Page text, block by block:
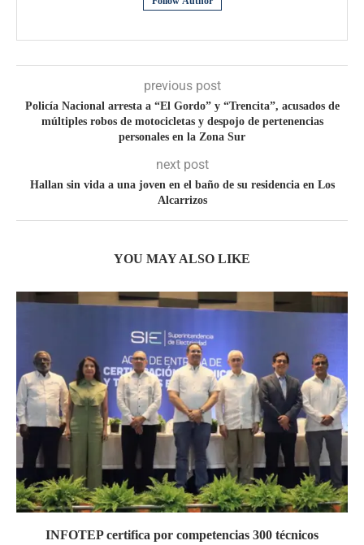
previous post
Policía Nacional arresta a “El Gordo” y “Trencita”, acusados de
múltiples robos de motocicletas y despojo de pertenencias
personales en la Zona Sur
next post
Hallan sin vida a una joven en el baño de su residencia en Los
Alcarrizos
YOU MAY ALSO LIKE
INFOTEP certifica por competencias 300 técnicos